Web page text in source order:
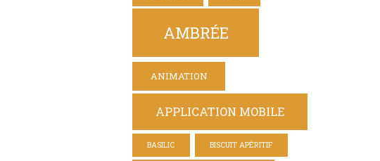
AMBRÉE
ANIMATION
APPLICATION MOBILE
BASILIC BISCUIT APÉRITIF